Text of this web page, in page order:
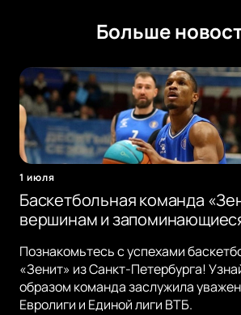
Больше
1 июля
Баскетбольная команда
вершинам и
Познакомьтесь с успехами
«Зенит» из Санкт-Петербурга!
образом команда заслужила
Евролиги и Единой лиги ВТБ.